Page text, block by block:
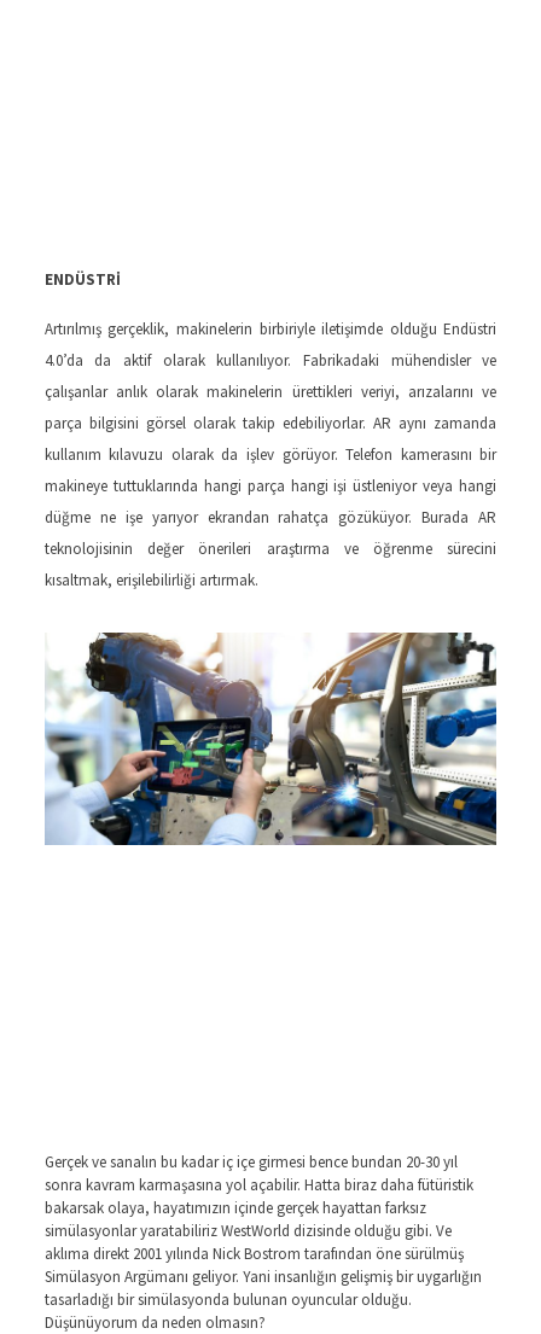
ENDÜSTRİ
Artırılmış gerçeklik, makinelerin birbiriyle iletişimde olduğu Endüstri
4.0’da da aktif olarak kullanılıyor. Fabrikadaki mühendisler ve
çalışanlar anlık olarak makinelerin ürettikleri veriyi, arızalarını ve
parça bilgisini görsel olarak takip edebiliyorlar. AR aynı zamanda
kullanım kılavuzu olarak da işlev görüyor. Telefon kamerasını bir
makineye tuttuklarında hangi parça hangi işi üstleniyor veya hangi
düğme ne işe yarıyor ekrandan rahatça gözüküyor. Burada AR
teknolojisinin değer önerileri araştırma ve öğrenme sürecini
kısaltmak, erişilebilirliği artırmak.
Gerçek ve sanalın bu kadar iç içe girmesi bence bundan 20-30 yıl
sonra kavram karmaşasına yol açabilir. Hatta biraz daha fütüristik
bakarsak olaya, hayatımızın içinde gerçek hayattan farksız
simülasyonlar yaratabiliriz WestWorld dizisinde olduğu gibi. Ve
aklıma direkt 2001 yılında Nick Bostrom tarafından öne sürülmüş
Simülasyon Argümanı geliyor. Yani insanlığın gelişmiş bir uygarlığın
tasarladığı bir simülasyonda bulunan oyuncular olduğu.
Düşünüyorum da neden olmasın?